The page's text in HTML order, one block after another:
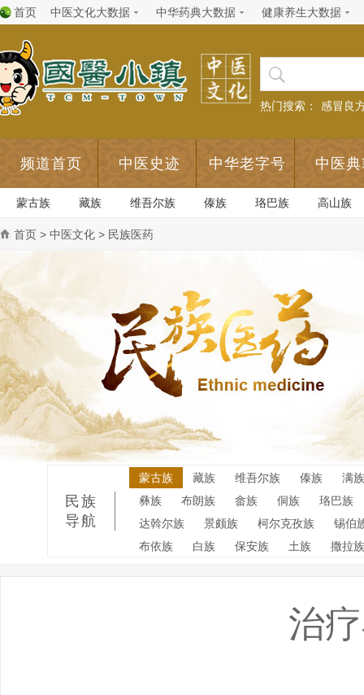
首页 中医文化大数据 中华药典大数据 健康养生大数据
热门搜索： 感冒良
频道首页 中医史迹 中华老字号 中医
蒙古族 藏族 维吾尔族 傣族 珞巴族 高山族
首页 > 中医文化 > 民族医药
民族
导航
蒙古族 藏族 维吾尔族 傣族
满族
彝族
布朗族 畲族 侗族
珞巴族
达斡尔族
景颇族 柯尔克孜族
锡伯
布依族
白族 保安族 土族 撒拉族
治